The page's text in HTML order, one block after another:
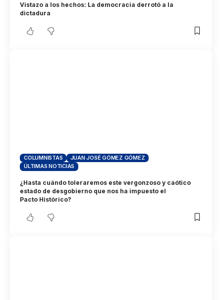
Vistazo a los hechos: La democracia derrotó a la
dictadura
COLUMNISTAS
JUAN JOSÉ GÓMEZ GÓMEZ
ÚLTIMAS NOTICIAS
¿Hasta cuándo toleraremos este vergonzoso y caótico
estado de desgobierno que nos ha impuesto el
Pacto Histórico?